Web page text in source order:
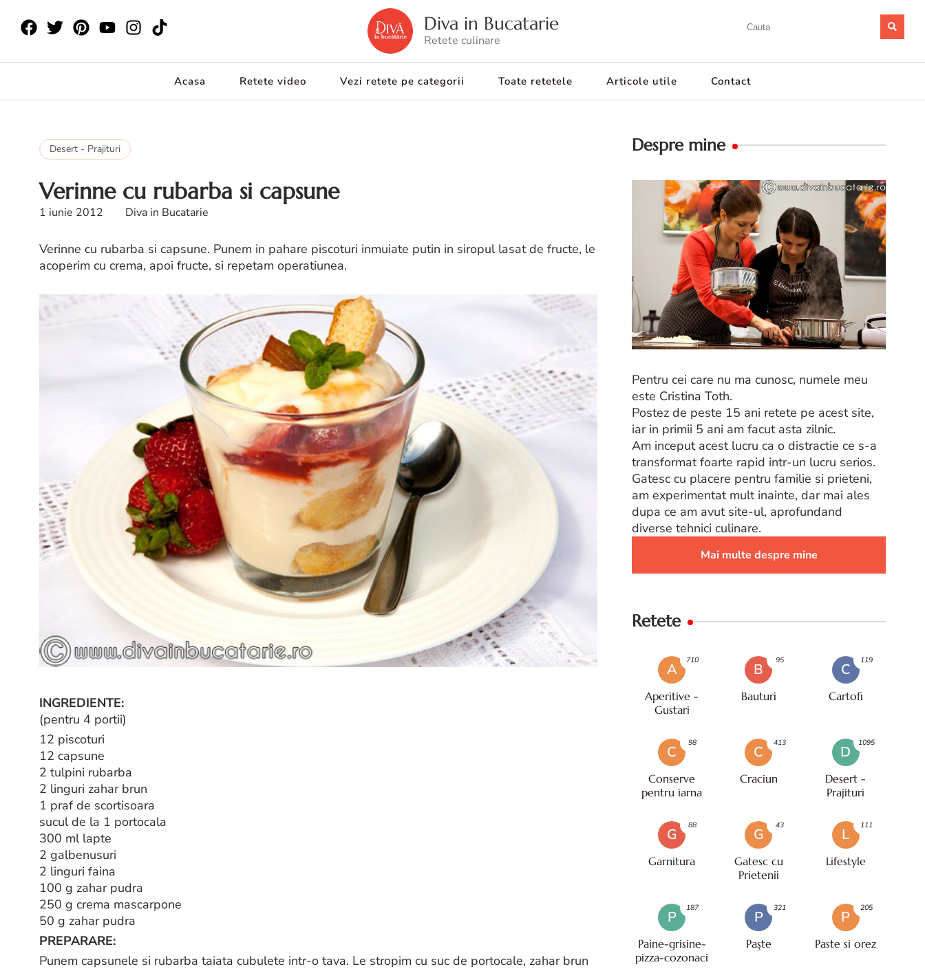
Diva in Bucatarie
Retete culinare
Acasa Retete video Vezi retete pe categorii Toate retetele Articole utile Contact
Desert - Prajituri
Verinne cu rubarba si capsune
1 iunie 2012 Diva in Bucatarie
Verinne cu rubarba si capsune. Punem in pahare piscoturi inmuiate putin in siropul lasat de fructe, le
acoperim cu crema, apoi fructe, si repetam operatiunea.
INGREDIENTE:
(pentru 4 portii)
12 piscoturi
12 capsune
2 tulpini rubarba
2 linguri zahar brun
1 praf de scortisoara
sucul de la 1 portocala
300 ml lapte
2 galbenusuri
2 linguri faina
100 g zahar pudra
250 g crema mascarpone
50 g zahar pudra
PREPARARE:
Punem capsunele si rubarba taiata cubulete intr-o tava. Le stropim cu suc de portocale, zahar brun
Despre mine
Pentru cei care nu ma cunosc, numele meu
este Cristina Toth.
Postez de peste 15 ani retete pe acest site,
iar in primii 5 ani am facut asta zilnic.
Am inceput acest lucru ca o distractie ce s-a
transformat foarte rapid intr-un lucru serios.
Gatesc cu placere pentru familie si prieteni,
am experimentat mult inainte, dar mai ales
dupa ce am avut site-ul, aprofundand
diverse tehnici culinare.
Mai multe despre mine
Retete
A
Aperitive -
Gustari
710
B
Bauturi
95
C
Cartofi
119
C
Conserve
pentru iarna
98
C
Craciun
413
D
Desert -
Prajituri
1095
G
Garnitura
88
G
Gatesc cu
Prietenii
43
L
Lifestyle
111
P
Paine-grisine-
pizza-cozonaci
187
P
Paşte
321
P
Paste si orez
205